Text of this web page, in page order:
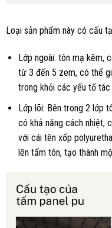
Loại sản phẩm này có cấu
Lớp ngoài: tôn mạ kẽm,
từ 3 đến 5 zem, có thể
trong khỏi các yếu tố
Lớp lõi: Bên trong 2 lớp
có khả năng cách nhiệt,
với cái tên xốp
lên tấm tôn, tạo thành